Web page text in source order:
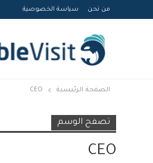
من نحن سياسة الخصوصية
الصفحة الرئيسية CEO
تصفح الوسم
CEO